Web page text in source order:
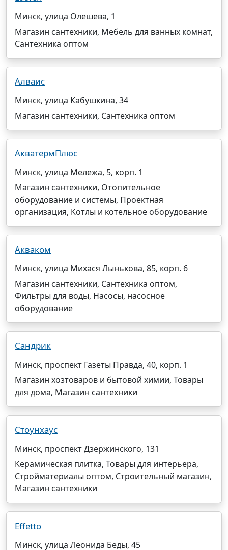
Минск, улица Олешева, 1
Магазин сантехники, Мебель для ванных комнат,
Сантехника оптом
Алваис
Минск, улица Кабушкина, 34
Магазин сантехники, Сантехника оптом
АкватермПлюс
Минск, улица Мележа, 5, корп. 1
Магазин сантехники, Отопительное
оборудование и системы, Проектная
организация, Котлы и котельное оборудование
Акваком
Минск, улица Михася Лынькова, 85, корп. 6
Магазин сантехники, Сантехника оптом,
Фильтры для воды, Насосы, насосное
оборудование
Сандрик
Минск, проспект Газеты Правда, 40, корп. 1
Магазин хозтоваров и бытовой химии, Товары
для дома, Магазин сантехники
Стоунхаус
Минск, проспект Дзержинского, 131
Керамическая плитка, Товары для интерьера,
Стройматериалы оптом, Строительный магазин,
Магазин сантехники
Effetto
Минск, улица Леонида Беды, 45